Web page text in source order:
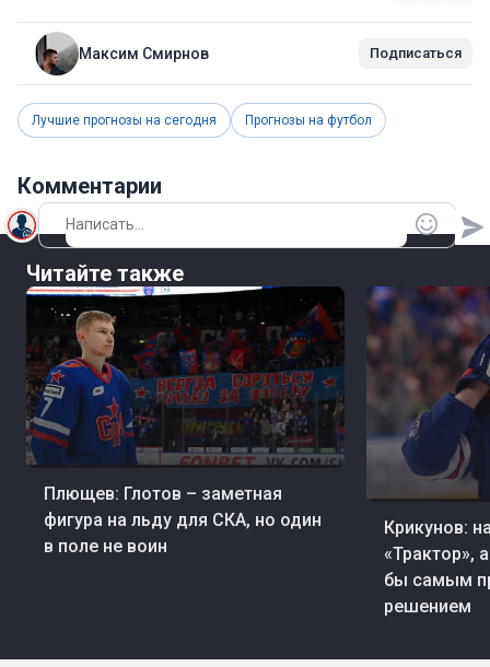
Максим Смирнов Подписаться
Лучшие прогнозы на сегодня Прогнозы на футбол
Комментарии
Читайте также
Плющев: Глотов – заметная
фигура на льду для СКА, но один
в поле не воин
Крикунов:
«Трактор»,
бы самым
решением